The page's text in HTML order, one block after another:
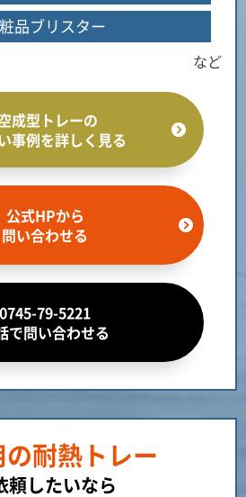
品ブリスター
など
成型トレーの
事例を詳しく見る
公式HPから
問い合わせる
0745-79-5221
で問い合わせる
耐熱トレー
頼したいなら